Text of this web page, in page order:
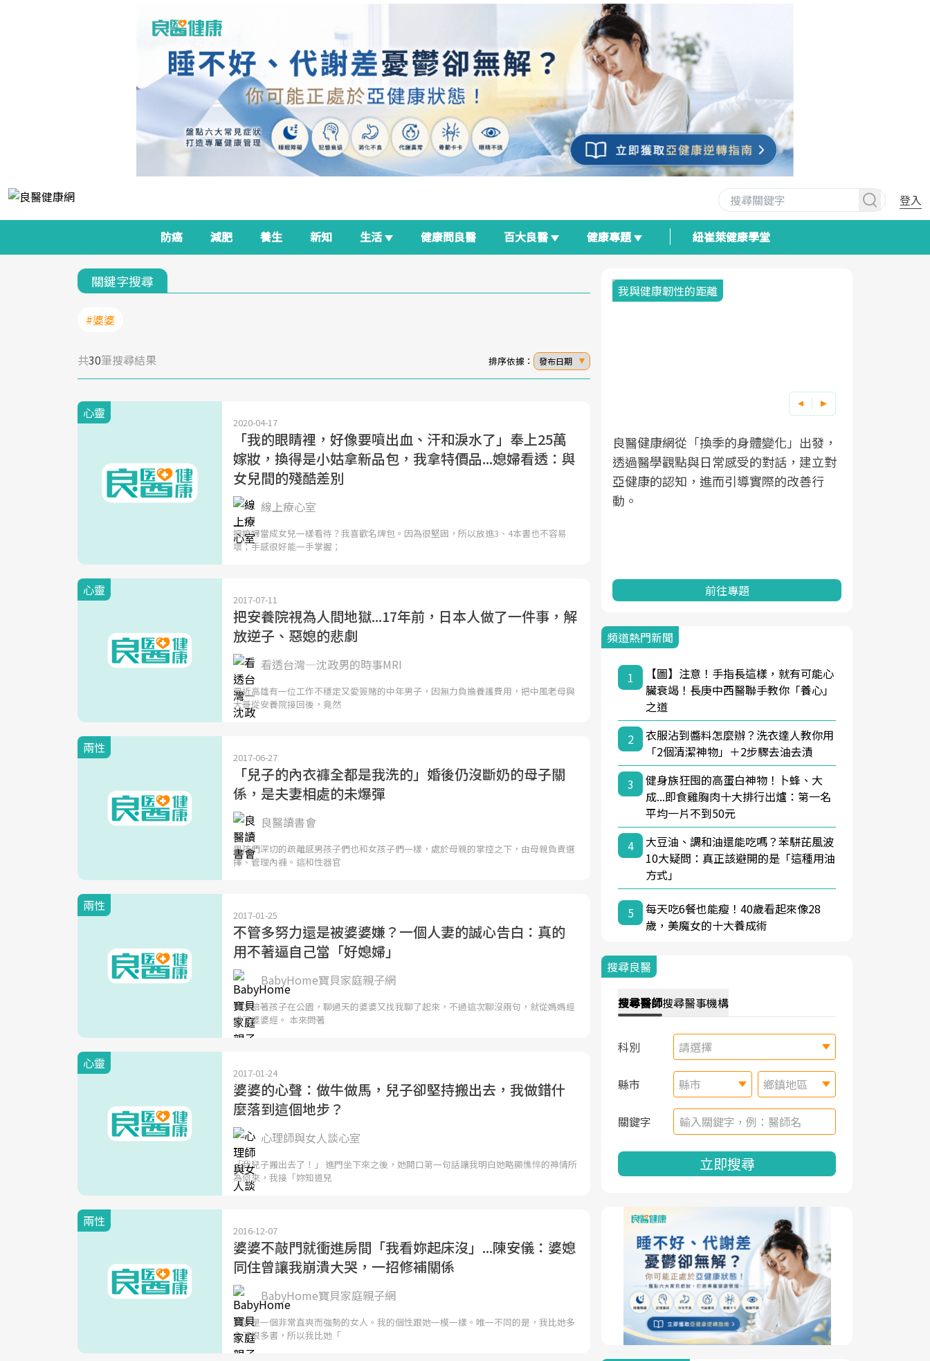
登入
防癌 減肥 養生 新知 生活 健康問良醫 百大良醫 健康專題 紐崔萊健康學堂
關鍵字搜尋
#婆婆
共30筆搜尋結果 排序依據： 發布日期
心靈
2020-04-17
「我的眼睛裡，好像要噴出血、汗和淚水了」奉上25萬
嫁妝，換得是小姑拿新品包，我拿特價品...媳婦看透：與
女兒間的殘酷差別
線上療心室
把媳婦當成女兒一樣看待？我喜歡名牌包。因為很堅固，所以放進3、4本書也不容易
壞；手感很好能一手掌握；
心靈
2017-07-11
把安養院視為人間地獄...17年前，日本人做了一件事，解
放逆子、惡媳的悲劇
看透台灣—沈政男的時事MRI
最近高雄有一位工作不穩定又愛簽賭的中年男子，因無力負擔養護費用，把中風老母與
大哥從安養院接回後，竟然
兩性
2017-06-27
「兒子的內衣褲全都是我洗的」婚後仍沒斷奶的母子關
係，是夫妻相處的未爆彈
良醫讀書會
男孩們深切的疏離感男孩子們也和女孩子們一樣，處於母親的掌控之下，由母親負責選
擇、管理內褲。這和性器官
兩性
2017-01-25
不管多努力還是被婆婆嫌？一個人妻的誠心告白：真的
用不著逼自己當「好媳婦」
BabyHome寶貝家庭親子網
有次陪著孩子在公園，聊過天的婆婆又找我聊了起來，不過這次聊沒兩句，就從媽媽經
成了婆婆經。 本來問著
心靈
2017-01-24
婆婆的心聲：做牛做馬，兒子卻堅持搬出去，我做錯什
麼落到這個地步？
心理師與女人談心室
「我兒子搬出去了！」 進門坐下來之後，她開口第一句話讓我明白她略顯憔悴的神情所
為何來，我接「妳知道兒
兩性
2016-12-07
婆婆不敲門就衝進房間「我看妳起床沒」...陳安儀：婆媳
同住曾讓我崩潰大哭，一招修補關係
BabyHome寶貝家庭親子網
婆婆是一個非常直爽而強勢的女人。我的個性跟她一模一樣。唯一不同的是，我比她多
念了很多書，所以我比她「
面對超高齡社會的浪潮，台灣正在快速邁
向「健康照護」的新時代。隨著國家政策
務，更是民眾了解自身健康狀況、啟動健
良醫生活祭
2025年，就到良醫生活祭體驗「一站式健
康新生活」，從講座、體驗到運動，全面
我與健康韌性的距離
良醫健康網從「換季的身體變化」出發，
透過醫學觀點與日常感受的對話，建立對
亞健康的認知，進而引導實際的改善行
動。
前往專題
頻道熱門新聞
1
【圖】注意！手指長這樣，就有可能心
臟衰竭！長庚中西醫聯手教你「養心」
之道
2
衣服沾到醬料怎麼辦？洗衣達人教你用
「2個清潔神物」＋2步驟去油去漬
3
健身族狂囤的高蛋白神物！卜蜂、大
成...即食雞胸肉十大排行出爐：第一名
平均一片不到50元
4
大豆油、調和油還能吃嗎？苯駢芘風波
10大疑問：真正該避開的是「這種用油
方式」
5
每天吃6餐也能瘦！40歲看起來像28
歲，美魔女的十大養成術
搜尋良醫
搜尋醫師搜尋醫事機構
科別 請選擇
縣市 縣市 鄉鎮地區
關鍵字
立即搜尋